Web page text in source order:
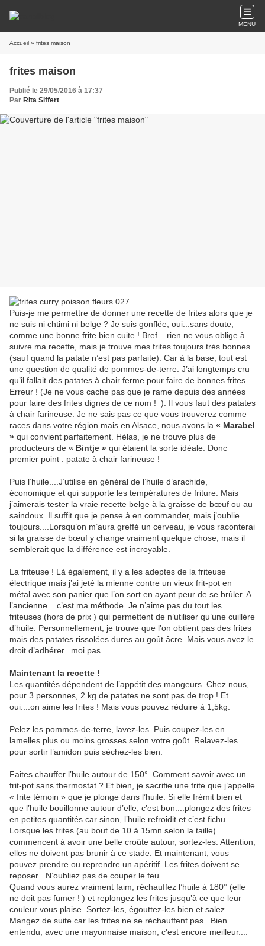
MENU
Accueil » frites maison
frites maison
Publié le 29/05/2016 à 17:37
Par Rita Siffert
Puis-je me permettre de donner une recette de frites alors que je
ne suis ni chtimi ni belge ? Je suis gonflée, oui...sans doute,
comme une bonne frite bien cuite ! Bref....rien ne vous oblige à
suivre ma recette, mais je trouve mes frites toujours très bonnes
(sauf quand la patate n’est pas parfaite). Car à la base, tout est
une question de qualité de pommes-de-terre. J’ai longtemps cru
qu’il fallait des patates à chair ferme pour faire de bonnes frites.
Erreur ! (Je ne vous cache pas que je rame depuis des années
pour faire des frites dignes de ce nom ! ). Il vous faut des patates
à chair farineuse. Je ne sais pas ce que vous trouverez comme
races dans votre région mais en Alsace, nous avons la « Marabel
» qui convient parfaitement. Hélas, je ne trouve plus de
producteurs de « Bintje » qui étaient la sorte idéale. Donc
premier point : patate à chair farineuse !
Puis l’huile....J’utilise en général de l’huile d’arachide,
économique et qui supporte les températures de friture. Mais
j’aimerais tester la vraie recette belge à la graisse de bœuf ou au
saindoux. Il suffit que je pense à en commander, mais j’oublie
toujours....Lorsqu’on m’aura greffé un cerveau, je vous raconterai
si la graisse de bœuf y change vraiment quelque chose, mais il
semblerait que la différence est incroyable.
La friteuse ! Là également, il y a les adeptes de la friteuse
électrique mais j’ai jeté la mienne contre un vieux frit-pot en
métal avec son panier que l’on sort en ayant peur de se brûler. A
l’ancienne....c’est ma méthode. Je n’aime pas du tout les
friteuses (hors de prix ) qui permettent de n’utiliser qu’une cuillère
d’huile. Personnellement, je trouve que l’on obtient pas des frites
mais des patates rissolées dures au goût âcre. Mais vous avez le
droit d’adhérer...moi pas.
Maintenant la recette !
Les quantités dépendent de l’appétit des mangeurs. Chez nous,
pour 3 personnes, 2 kg de patates ne sont pas de trop ! Et
oui....on aime les frites ! Mais vous pouvez réduire à 1,5kg.
Pelez les pommes-de-terre, lavez-les. Puis coupez-les en
lamelles plus ou moins grosses selon votre goût. Relavez-les
pour sortir l’amidon puis séchez-les bien.
Faites chauffer l’huile autour de 150°. Comment savoir avec un
frit-pot sans thermostat ? Et bien, je sacrifie une frite que j’appelle
« frite témoin » que je plonge dans l’huile. Si elle frémit bien et
que l’huile bouillonne autour d’elle, c’est bon....plongez des frites
en petites quantités car sinon, l’huile refroidit et c’est fichu.
Lorsque les frites (au bout de 10 à 15mn selon la taille)
commencent à avoir une belle croûte autour, sortez-les. Attention,
elles ne doivent pas brunir à ce stade. Et maintenant, vous
pouvez prendre ou reprendre un apéritif. Les frites doivent se
reposer . N’oubliez pas de couper le feu....
Quand vous aurez vraiment faim, réchauffez l’huile à 180° (elle
ne doit pas fumer ! ) et replongez les frites jusqu’à ce que leur
couleur vous plaise. Sortez-les, égouttez-les bien et salez.
Mangez de suite car les frites ne se réchauffent pas...Bien
entendu, avec une mayonnaise maison, c'est encore meilleur....